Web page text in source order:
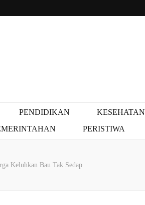
PENDIDIKAN
KESEHATAN
PERISTIWA
Keluhkan Bau Tak Sedap